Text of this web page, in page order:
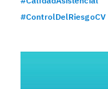
#ControlDelRiesgoCV